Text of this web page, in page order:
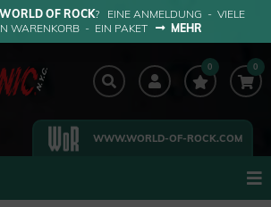
WORLD OF ROCK? EINE ANMELDUNG - VIELE
WARENKORB - EIN PAKET
MEHR
0 0
WWW.WORLD-OF-ROCK.COM